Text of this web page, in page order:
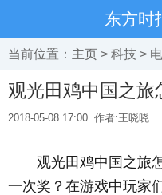
东方时
当前位置： 主页 > 科技 >
观光田鸡中国之旅
2018-05-08 17:00 作者:王晓晓
观光田鸡中国之旅
一次奖？在游戏中玩家